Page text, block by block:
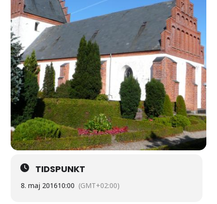
TIDSPUNKT
8. maj 201610:00 (GMT+02:00)